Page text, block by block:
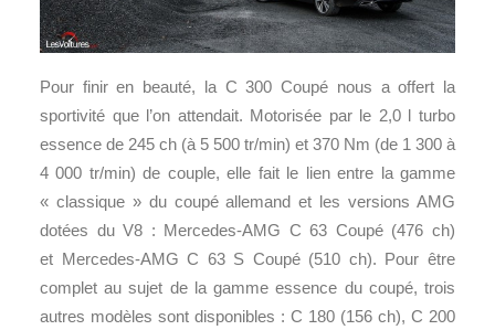
Pour finir en beauté, la C 300 Coupé nous a offert la
sportivité que l’on attendait. Motorisée par le 2,0 l turbo
essence de 245 ch (à 5 500 tr/min) et 370 Nm (de 1 300 à
4 000 tr/min) de couple, elle fait le lien entre la gamme
« classique » du coupé allemand et les versions AMG
dotées du V8 : Mercedes-AMG C 63 Coupé (476 ch)
et Mercedes-AMG C 63 S Coupé (510 ch). Pour être
complet au sujet de la gamme essence du coupé, trois
autres modèles sont disponibles : C 180 (156 ch), C 200